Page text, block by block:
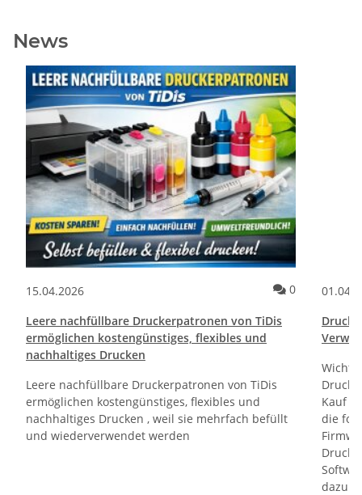
News
15.04.2026 Kommentare
0
Leere nachfüllbare Druckerpatronen von TiDis
ermöglichen kostengünstiges, flexibles und
nachhaltiges Drucken
Leere nachfüllbare Druckerpatronen von TiDis
ermöglichen kostengünstiges, flexibles und
nachhaltiges Drucken , weil sie mehrfach befüllt
und wiederverwendet werden
Kauf
die
dazu